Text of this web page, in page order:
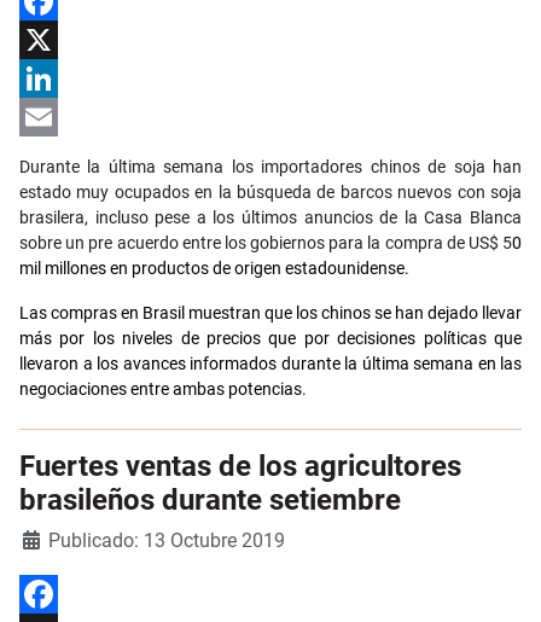
Facebook
X
LinkedIn
Durante la última semana los importadores chinos de soja han
estado muy ocupados en la búsqueda de barcos nuevos con soja
brasilera, incluso pese a los últimos anuncios de la Casa Blanca
sobre un pre acuerdo entre los gobiernos para la compra de US$ 50
mil millones en productos de origen estadounidense.
Las compras en Brasil muestran que los chinos se han dejado llevar
más por los niveles de precios que por decisiones políticas que
llevaron a los avances informados durante la última semana en las
negociaciones entre ambas potencias.
Fuertes ventas de los agricultores
brasileños durante setiembre
Detalles
Publicado: 13 Octubre 2019